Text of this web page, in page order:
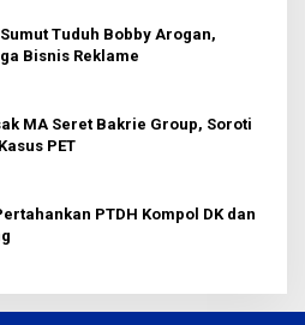
Tuduh Bobby Arogan,
Bisnis Reklame
MA Seret Bakrie Group, Soroti
PET
PTDH Kompol DK dan